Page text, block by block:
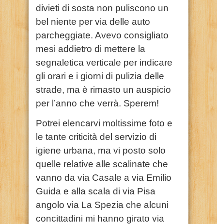
divieti di sosta non puliscono un
bel niente per via delle auto
parcheggiate. Avevo consigliato
mesi addietro di mettere la
segnaletica verticale per indicare
gli orari e i giorni di pulizia delle
strade, ma è rimasto un auspicio
per l’anno che verrà. Sperem!
Potrei elencarvi moltissime foto e
le tante criticità del servizio di
igiene urbana, ma vi posto solo
quelle relative alle scalinate che
vanno da via Casale a via Emilio
Guida e alla scala di via Pisa
angolo via La Spezia che alcuni
concittadini mi hanno girato via